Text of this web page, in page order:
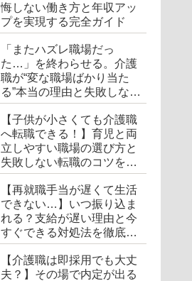
悔しない働き方と年収アッ
プを実現する完全ガイド
「またハズレ職場だっ
た…」を終わらせる。介護
職が“変な職場ばかり当た
る”本当の理由と失敗しない
転職術
【子供が小さくても介護職
へ転職できる！】育児と両
立しやすい職場の選び方と
失敗しない転職のコツを徹
底解説
【再就職手当が遅くて生活
できない…】いつ振り込ま
れる？支給が遅い理由と今
すぐできる対処法を徹底解
説
【介護職は即採用でも大丈
夫？】その場で内定が出る